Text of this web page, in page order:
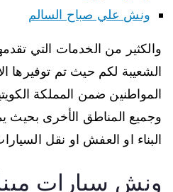
ونش علي صباح السالم
والكثير من الخدمات التي
الشعيبة لكم حيث تم توفيرها
المواطنين ضمن المملكة
وجميع المناطق الأخرى بحيث
البناء او العفش او نقل
ونش سيارات